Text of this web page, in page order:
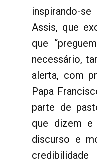
inspirando-
Assis, que
que
necessário,
alerta, com
Papa
parte de
que dizem
discurso e